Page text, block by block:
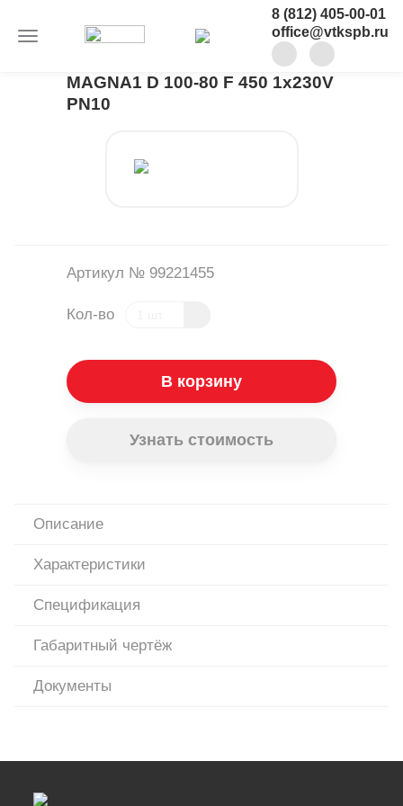
8 (812) 405-00-01
office@vtkspb.ru
MAGNA1 D 100-80 F 450 1x230V
PN10
Артикул № 99221455
Кол-во
В корзину
Узнать стоимость
Описание
Характеристики
Спецификация
Габаритный чертёж
Документы